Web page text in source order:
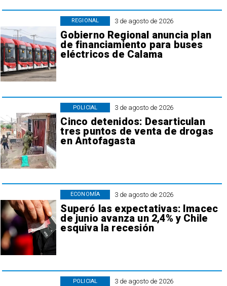
3 de agosto de 2026
Gobierno Regional anuncia plan
de financiamiento para buses
eléctricos de Calama
REGIONAL
3 de agosto de 2026
Cinco detenidos: Desarticulan
tres puntos de venta de drogas
en Antofagasta
POLICIAL
3 de agosto de 2026
Superó las expectativas: Imacec
de junio avanza un 2,4% y Chile
esquiva la recesión
ECONOMÍA
3 de agosto de 2026
POLICIAL